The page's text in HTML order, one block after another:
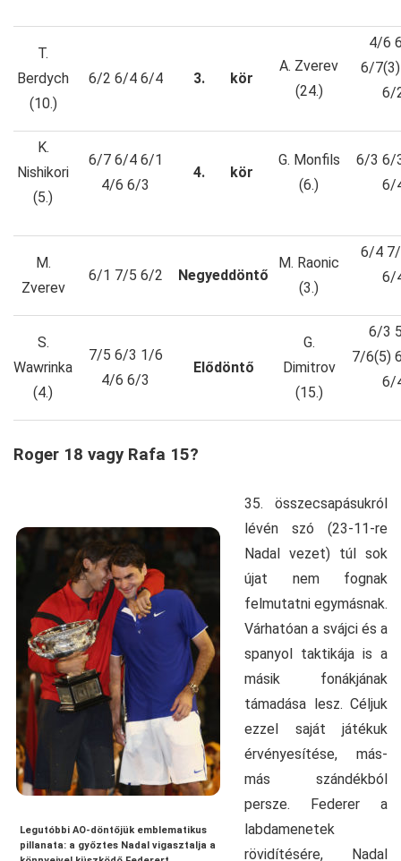
T.
Berdych
(10.)
6/2 6/4 6/4 3. kör
A. Zverev
(24.)
4/6
6/
6/
K.
Nishikori
(5.)
6/7 6/4 6/1
4/6 6/3
4. kör
G. Monfils
(6.)
6/3 6/
6/
M.
Zverev
6/1 7/5 6/2 Negyeddöntő
M. Raonic
(3.)
6/4
6/
S.
Wawrinka
(4.)
7/5 6/3 1/6
4/6 6/3
Elődöntő
G.
Dimitrov
(15.)
6/3
7/6(5)
6/
Roger 18 vagy Rafa 15?
Legutóbbi AO-döntőjük emblematikus
pillanata: a győztes Nadal vigasztalja a
35. összecsapásukról
lévén szó (23-11-re
Nadal vezet) túl sok
újat nem fognak
felmutatni egymásnak.
Várhatóan a svájci és a
spanyol taktikája is a
másik fonákjának
támadása lesz. Céljuk
ezzel saját játékuk
érvényesítése, más-
más szándékból
persze. Federer a
labdamenetek
rövidítésére, Nadal